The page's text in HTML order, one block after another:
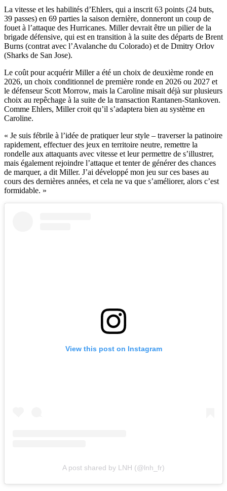
La vitesse et les habilités d’Ehlers, qui a inscrit 63 points (24 buts,
39 passes) en 69 parties la saison dernière, donneront un coup de
fouet à l’attaque des Hurricanes. Miller devrait être un pilier de la
brigade défensive, qui est en transition à la suite des départs de Brent
Burns (contrat avec l’Avalanche du Colorado) et de Dmitry Orlov
(Sharks de San Jose).
Le coût pour acquérir Miller a été un choix de deuxième ronde en
2026, un choix conditionnel de première ronde en 2026 ou 2027 et
le défenseur Scott Morrow, mais la Caroline misait déjà sur plusieurs
choix au repêchage à la suite de la transaction Rantanen-Stankoven.
Comme Ehlers, Miller croit qu’il s’adaptera bien au système en
Caroline.
« Je suis fébrile à l’idée de pratiquer leur style – traverser la patinoire
rapidement, effectuer des jeux en territoire neutre, remettre la
rondelle aux attaquants avec vitesse et leur permettre de s’illustrer,
mais également rejoindre l’attaque et tenter de générer des chances
de marquer, a dit Miller. J’ai développé mon jeu sur ces bases au
cours des dernières années, et cela ne va que s’améliorer, alors c’est
formidable. »
View this post on Instagram
A post shared by LNH (@lnh_fr)